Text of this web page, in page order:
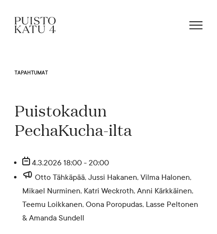
Mistä kyse?
Yhteisömme
Vuokraa tila!
TAPAHTUMAT
Puistokadun
PechaKucha-ilta
4.3.2026 18:00 - 20:00
Otto Tähkäpää, Jussi Hakanen, Vilma Halonen,
Mikael Nurminen, Katri Weckroth, Anni Kärkkäinen,
Teemu Loikkanen, Oona Poropudas, Lasse Peltonen
& Amanda Sundell